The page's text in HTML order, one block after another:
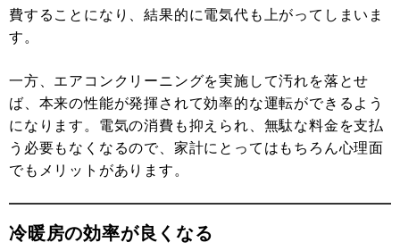
費することになり、結果的に電気代も上がってしまいま
す。
一方、エアコンクリーニングを実施して汚れを落とせ
ば、本来の性能が発揮されて効率的な運転ができるよう
になります。電気の消費も抑えられ、無駄な料金を支払
う必要もなくなるので、家計にとってはもちろん心理面
でもメリットがあります。
冷暖房の効率が良くなる